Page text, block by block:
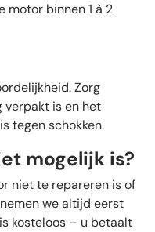
motor binnen 1 à 2
Zorg
is en het
tegen schokken.
mogelijk is?
niet te repareren is of
we altijd eerst
kosteloos – u betaalt